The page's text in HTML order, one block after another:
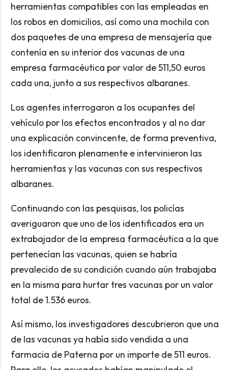
herramientas compatibles con las empleadas en
los robos en domicilios, así como una mochila con
dos paquetes de una empresa de mensajería que
contenía en su interior dos vacunas de una
empresa farmacéutica por valor de 511,50 euros
cada una, junto a sus respectivos albaranes.
Los agentes interrogaron a los ocupantes del
vehículo por los efectos encontrados y al no dar
una explicación convincente, de forma preventiva,
los identificaron plenamente e intervinieron las
herramientas y las vacunas con sus respectivos
albaranes.
Continuando con las pesquisas, los policías
averiguaron que uno de los identificados era un
extrabajador de la empresa farmacéutica a la que
pertenecían las vacunas, quien se habría
prevalecido de su condición cuando aún trabajaba
en la misma para hurtar tres vacunas por un valor
total de 1.536 euros.
Así mismo, los investigadores descubrieron que una
de las vacunas ya había sido vendida a una
farmacia de Paterna por un importe de 511 euros.